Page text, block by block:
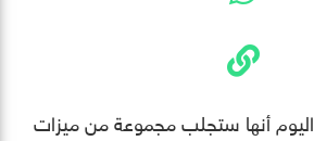
اليوم أنها ستجلب مجموعة من ميزات